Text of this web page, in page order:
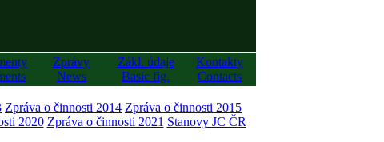
Zprávy
News
Zákl. údaje
Basic fig.
Kontakty
Contacts
Zpráva o činnosti 2014 Zpráva o činnosti 2015
2020 Zpráva o činnosti 2021 Stanovy JC ČR